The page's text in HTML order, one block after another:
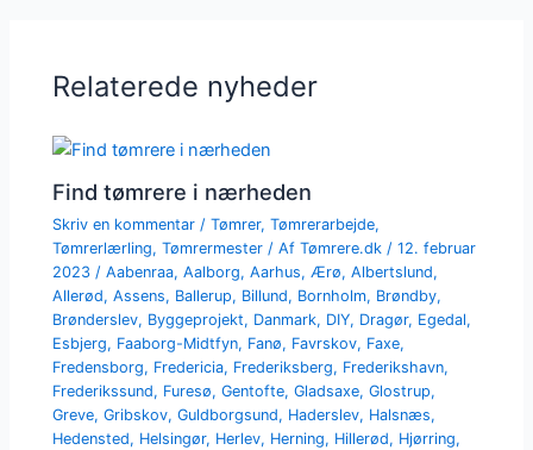
Relaterede nyheder
Find tømrere i nærheden
Skriv en kommentar /Tømrer,Tømrerarbejde,
Tømrerlærling,Tømrermester / AfTømrere.dk/12. februar
2023/Aabenraa,Aalborg,Aarhus,Ærø,Albertslund,
Allerød,Assens, Ballerup, Billund, Bornholm, Brøndby,
Brønderslev, Byggeprojekt, Danmark, DIY, Dragør, Egedal,
Esbjerg, Faaborg-Midtfyn, Fanø, Favrskov, Faxe,
Fredensborg, Fredericia, Frederiksberg, Frederikshavn,
Frederikssund, Furesø,Gentofte,Gladsaxe,Glostrup,
Greve,Gribskov,Guldborgsund, Haderslev, Halsnæs,
Hedensted, Helsingør, Herlev, Herning, Hillerød, Hjørring,